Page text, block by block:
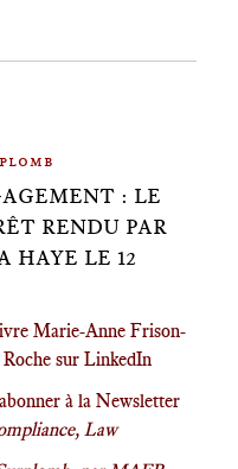
: LE
RENDU PAR
HAYE LE 12
Marie-Anne Frison-
Roche sur LinkedIn
à la Newsletter
Law